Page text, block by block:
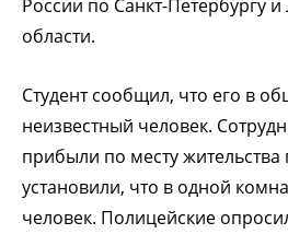
России по Санкт-Петербургу
области.
Студент сообщил, что его в
неизвестный человек.
прибыли по месту жительства
установили, что в одной
человек. Полицейские